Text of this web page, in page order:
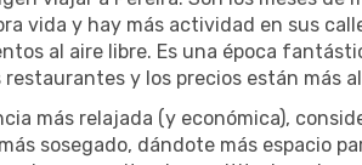
vida y hay más actividad en sus
al aire libre. Es una época
y los precios están más
más relajada (y económica),
sosegado, dándote más espacio